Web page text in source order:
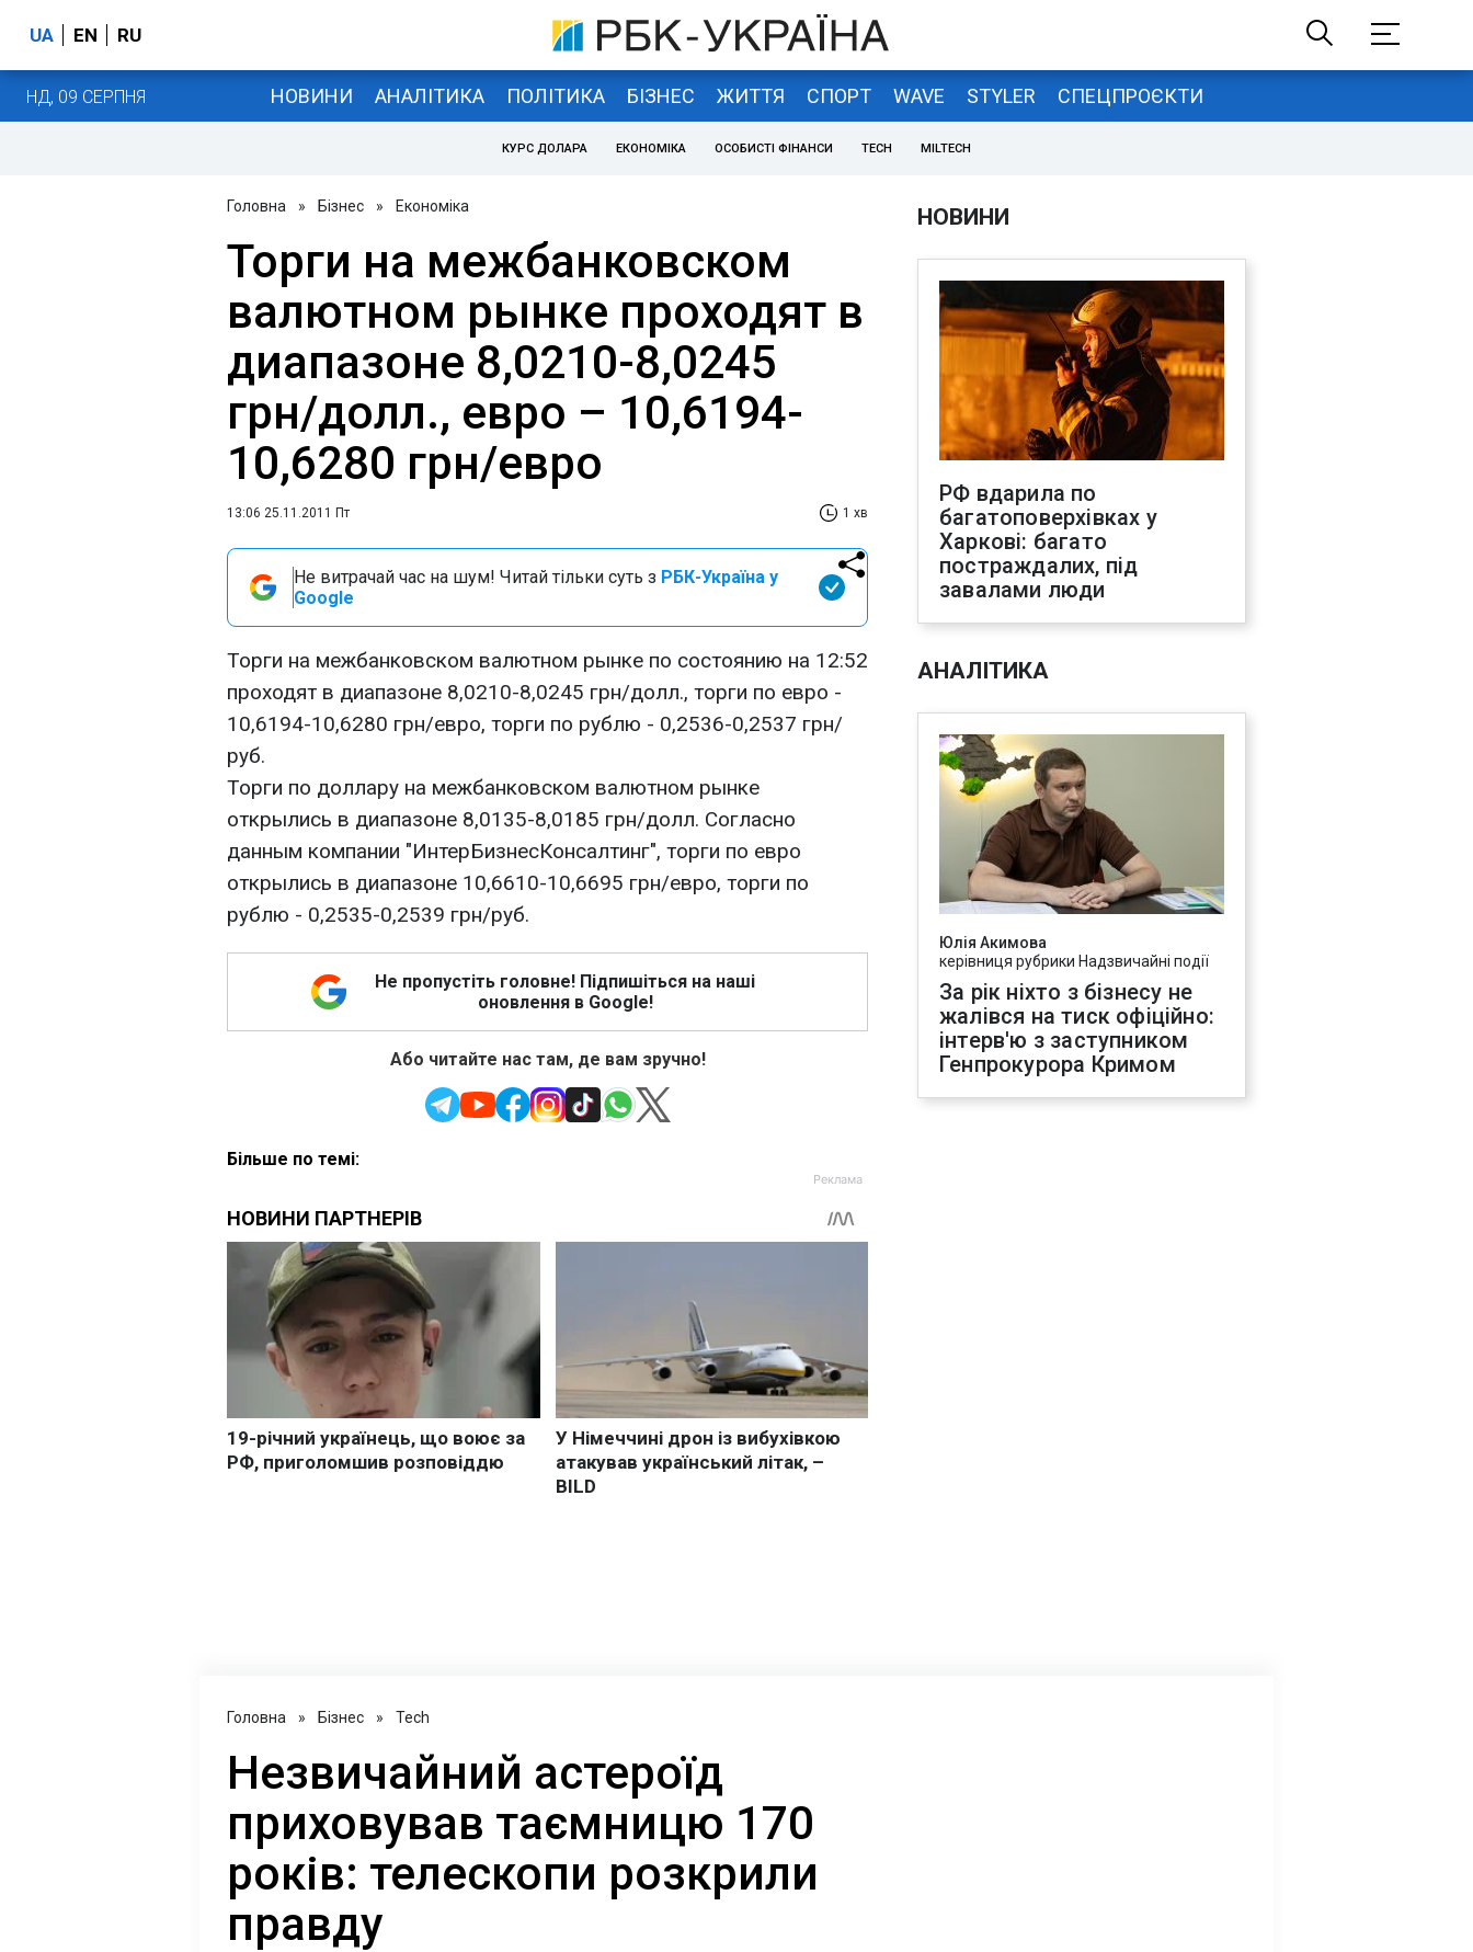
UA EN RU
НД, 09 СЕРПНЯ НОВИНИ АНАЛІТИКА ПОЛІТИКА БІЗНЕС ЖИТТЯ СПОРТ WAVE STYLER СПЕЦПРОЄКТИ
КУРС ДОЛАРА ЕКОНОМІКА ОСОБИСТІ ФІНАНСИ TECH MILTECH
Головна » Бізнес » Економіка
Торги на межбанковском
валютном рынке проходят в
диапазоне 8,0210-8,0245
грн/долл., евро – 10,6194-
10,6280 грн/евро
13:06 25.11.2011 Пт 1 хв
Не витрачай час на шум! Читай тільки суть з РБК-Україна у
Google
Торги на межбанковском валютном рынке по состоянию на 12:52
проходят в диапазоне 8,0210-8,0245 грн/долл., торги по евро -
10,6194-10,6280 грн/евро, торги по рублю - 0,2536-0,2537 грн/
руб.
Торги по доллару на межбанковском валютном рынке
открылись в диапазоне 8,0135-8,0185 грн/долл. Согласно
данным компании "ИнтерБизнесКонсалтинг", торги по евро
открылись в диапазоне 10,6610-10,6695 грн/евро, торги по
рублю - 0,2535-0,2539 грн/руб.
Не пропустіть головне! Підпишіться на наші
оновлення в Google!
Або читайте нас там, де вам зручно!
Більше по темі:
НОВИНИ
РФ вдарила по
багатоповерхівках у
Харкові: багато
постраждалих, під
завалами люди
АНАЛІТИКА
Юлія Акимова
керівниця рубрики Надзвичайні події
За рік ніхто з бізнесу не
жалівся на тиск офіційно:
інтерв'ю з заступником
Генпрокурора Кримом
Головна » Бізнес » Tech
Незвичайний астероїд
приховував таємницю 170
років: телескопи розкрили
правду